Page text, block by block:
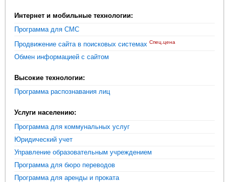
Интернет и мобильные технологии:
Программа для СМС
Продвижение сайта в поисковых системах Спец.цена
Обмен информацией с сайтом
Высокие технологии:
Программа распознавания лиц
Услуги населению:
Программа для коммунальных услуг
Юридический учет
Управление образовательным учреждением
Программа для бюро переводов
Программа для аренды и проката